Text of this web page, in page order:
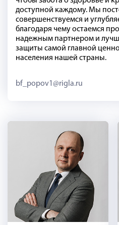
доступной каждому. Мы
совершенствуемся и
благодаря чему остаемся
надежным партнером и
защиты самой главной
населения нашей страны.
bf_popov1@rigla.ru